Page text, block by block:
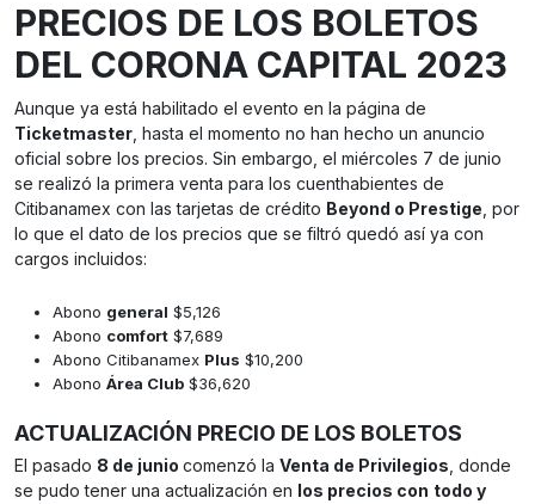
PRECIOS DE LOS BOLETOS
DEL CORONA CAPITAL 2023
Aunque ya está habilitado el evento en la página de
Ticketmaster , hasta el momento no han hecho un anuncio
oficial sobre los precios. Sin embargo, el miércoles 7 de junio
se realizó la primera venta para los cuenthabientes de
Citibanamex con las tarjetas de crédito Beyond o Prestige , por
lo que el dato de los precios que se filtró quedó así ya con
cargos incluidos:
Abono general $5,126
Abono comfort $7,689
Abono Citibanamex Plus $10,200
Abono Área Club $36,620
ACTUALIZACIÓN PRECIO DE LOS BOLETOS
El pasado 8 de junio comenzó la Venta de Privilegios , donde
se pudo tener una actualización en los precios con todo y